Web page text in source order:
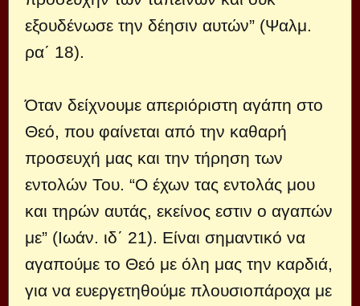
εξουδένωσε την δέησιν αυτών” (Ψαλμ.
ρα΄ 18).
Όταν δείχνουμε απεριόριστη αγάπη στο
Θεό, που φαίνεται από την καθαρή
προσευχή μας και την τήρηση των
εντολών Του. “Ο έχων τας εντολάς μου
και τηρών αυτάς, εκείνος εστιν ο αγαπών
με” (Ιωάν. ιδ΄ 21). Είναι σημαντικό να
αγαπούμε το Θεό με όλη μας την καρδιά,
για να ευεργετηθούμε πλουσιοπάροχα με